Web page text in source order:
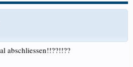
abschliessen!!??!!??